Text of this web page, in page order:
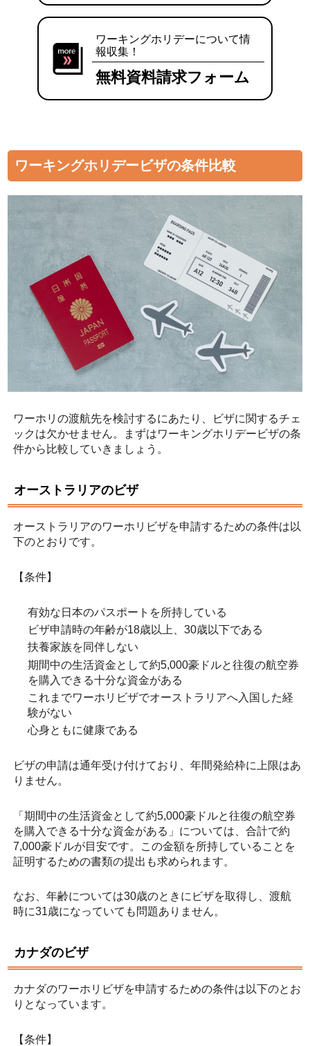
無料資料請求フォーム
ワーキングホリデーについて情
報収集！
ワーキングホリデービザの条件比較
ワーホリの渡航先を検討するにあたり、ビザに関するチェ
ックは欠かせません。まずはワーキングホリデービザの条
件から比較していきましょう。
オーストラリアのビザ
オーストラリアのワーホリビザを申請するための条件は以
下のとおりです。
【条件】
有効な日本のパスポートを所持している
ビザ申請時の年齢が18歳以上、30歳以下である
扶養家族を同伴しない
期間中の生活資金として約5,000豪ドルと往復の航空券
を購入できる十分な資金がある
これまでワーホリビザでオーストラリアへ入国した経
験がない
心身ともに健康である
ビザの申請は通年受け付けており、年間発給枠に上限はあ
りません。
「期間中の生活資金として約5,000豪ドルと往復の航空券
を購入できる十分な資金がある」については、合計で約
7,000豪ドルが目安です。この金額を所持していることを
証明するための書類の提出も求められます。
なお、年齢については30歳のときにビザを取得し、渡航
時に31歳になっていても問題ありません。
カナダのビザ
カナダのワーホリビザを申請するための条件は以下のとお
りとなっています。
【条件】